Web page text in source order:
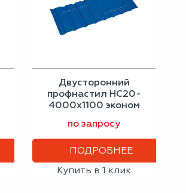
Двусторонний
профнастил НС20-
4000х1100 эконом
по запросу
ПОДРОБНЕЕ
Купить в 1 клик